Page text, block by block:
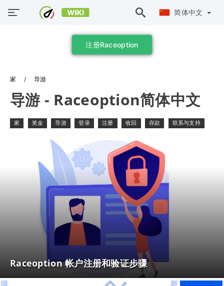
简体中文
注册Raceoption
家 导游
导游 - Raceoption简体中文
家 奖金 导游 登录 注册 收回 存款 联系与支持
Raceoption 帐户注册和验证步骤